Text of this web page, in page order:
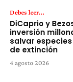
Debes leer...
DiCaprio y
inversión
salvar
de extinción
4 agosto 2026